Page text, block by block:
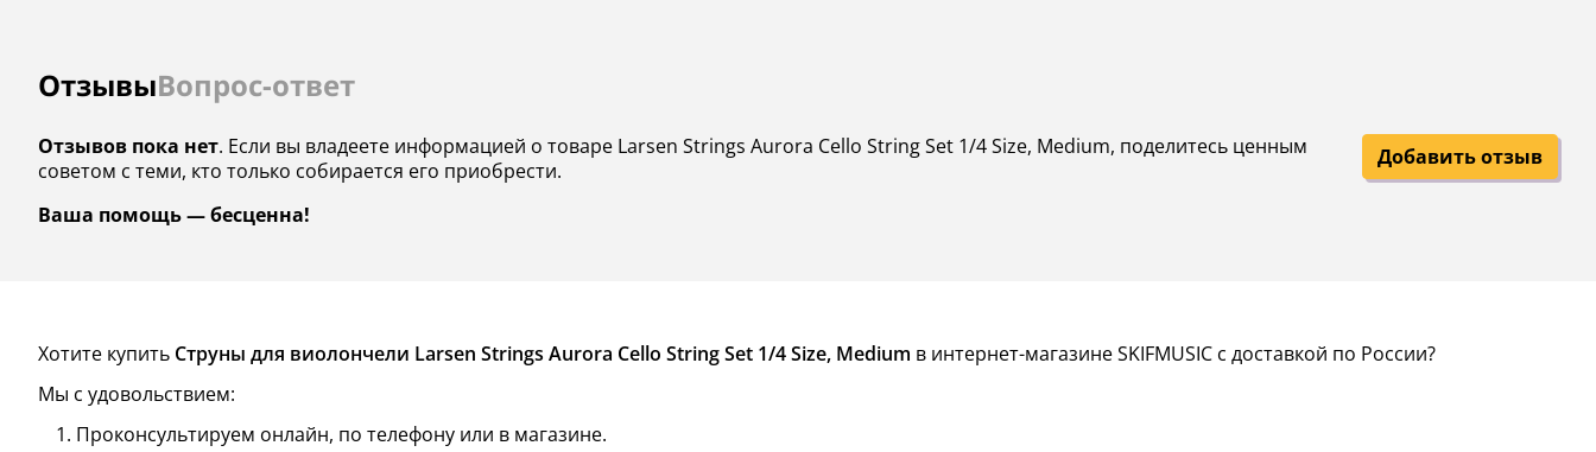
ОтзывыВопрос-ответ
Отзывов пока нет. Если вы владеете информацией о товаре Larsen Strings Aurora Cello String Set 1/4 Size, Medium, поделитесь ценным
советом с теми, кто только собирается его приобрести.
Ваша помощь — бесценна!
Добавить отзыв
Хотите купить Струны для виолончели Larsen Strings Aurora Cello String Set 1/4 Size, Medium в интернет-магазине SKIFMUSIC с доставкой по России?
Мы с удовольствием:
Проконсультируем онлайн, по телефону или в магазине.